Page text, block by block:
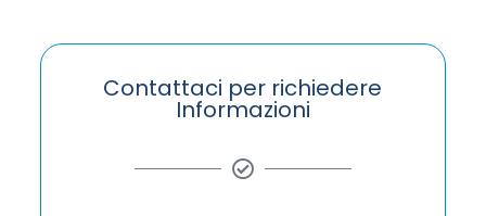
Contattaci per richiedere
Informazioni